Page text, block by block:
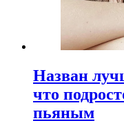
Назван
что
пьяным